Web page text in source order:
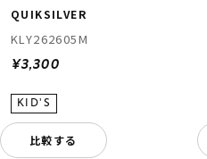
QUIKSILVER
KLY262605M
¥3,300
比較する